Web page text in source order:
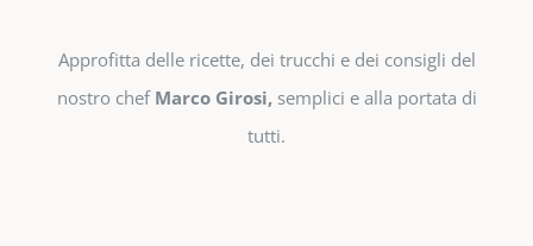
Approfitta delle ricette, dei trucchi e dei consigli del
nostro chef Marco Girosi,semplici e alla portata di
tutti.